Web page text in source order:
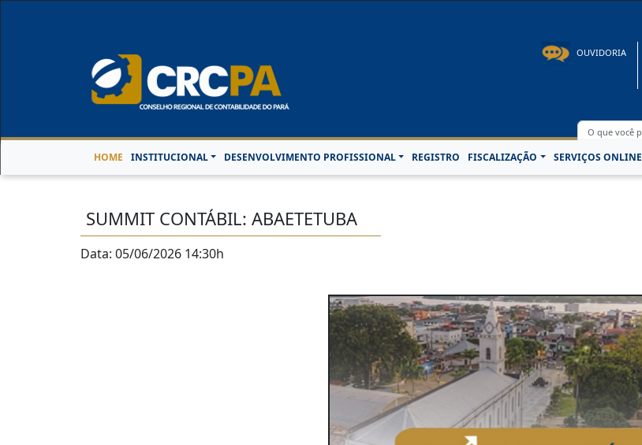
OUVIDORIA
HOME INSTITUCIONAL DESENVOLVIMENTO PROFISSIONAL REGISTRO FISCALIZAÇÃO SERVIÇOS ONLINE
SUMMIT CONTÁBIL: ABAETETUBA
Data: 05/06/2026 14:30h